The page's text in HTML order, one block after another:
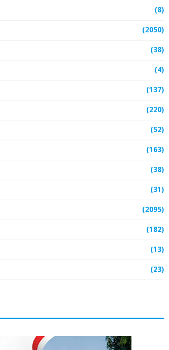
(8)
(2050)
(38)
(4)
(137)
(220)
(52)
(163)
(38)
(31)
(2095)
(182)
(13)
(23)